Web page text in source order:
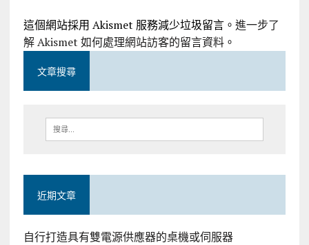
這個網站採用 Akismet 服務減少垃圾留言。 進一步了
解 Akismet 如何處理網站訪客的留言資料。
文章搜尋
近期文章
自行打造具有雙電源供應器的桌機或伺服器